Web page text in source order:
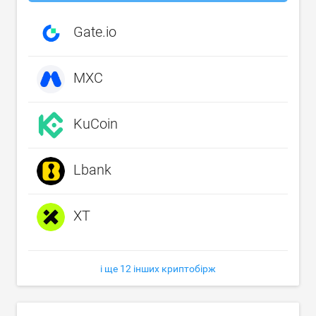
Gate.io
MXC
KuCoin
Lbank
XT
і ще 12 інших криптобірж